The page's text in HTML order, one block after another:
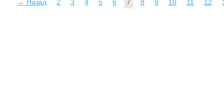
← Назад 2 3 4 5 6 7 8 9 10 11 12